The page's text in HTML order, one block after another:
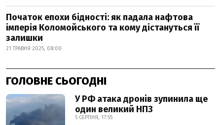
Початок епохи бідності: як падала нафтова
імперія Коломойського та кому дістануться її
залишки
21 ТРАВНЯ 2025, 08:00
ГОЛОВНЕ СЬОГОДНІ
У РФ атака дронів зупинила ще
один великий НПЗ
5 СЕРПНЯ, 17:55